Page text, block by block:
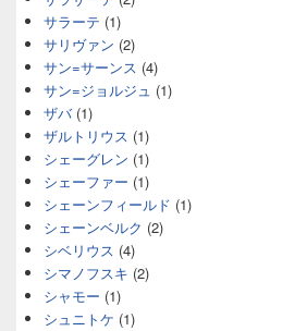
サラーテ (1)
サリヴァン (2)
サン=サーンス (4)
サン=ジョルジュ (1)
ザバ(1)
ザルトリウス (1)
シェーグレン (1)
シェーファー (1)
シェーンフィールド (1)
シェーンベルク (2)
シベリウス (4)
シマノフスキ (2)
シャモー (1)
シュニトケ (1)